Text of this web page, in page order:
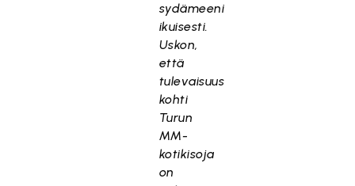
sydämeeni
ikuisesti.
Uskon,
että
tulevaisuus
kohti
Turun
MM-
kotikisoja
on